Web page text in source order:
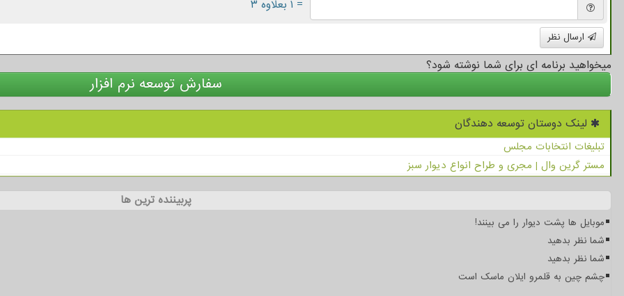
= ۱ بعلاوه ۳
ارسال نظر
میخواهید برنامه ای برای شما نوشته شود؟
سفارش توسعه نرم افزار
لینک دوستان توسعه دهندگان
تبلیغات انتخابات مجلس
مستر گرین وال | مجری و طراح انواع دیوار سبز
پربیننده ترین ها
موبایل ها پشت دیوار را می بینند!
شما نظر بدهید
شما نظر بدهید
چشم چین به قلمرو ایلان ماسک است